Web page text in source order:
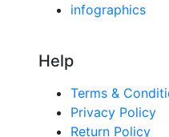
infographics
Help
Terms &
Privacy Policy
Return Policy